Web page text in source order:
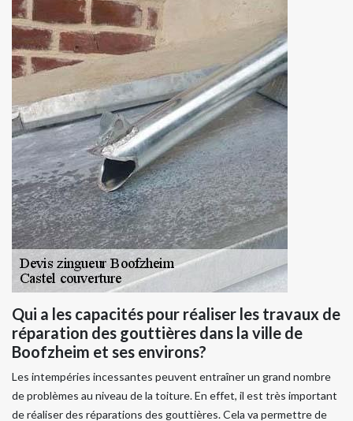
Qui a les capacités pour réaliser les travaux de
réparation des gouttières dans la ville de
Boofzheim et ses environs?
Les intempéries incessantes peuvent entraîner un grand nombre
de problèmes au niveau de la toiture. En effet, il est très important
de réaliser des réparations des gouttières. Cela va permettre de